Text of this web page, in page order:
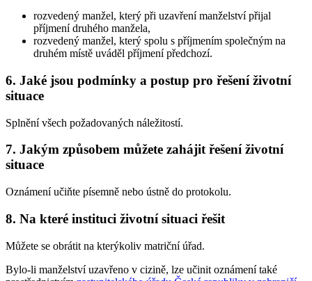
rozvedený manžel, který při uzavření manželství přijal
příjmení druhého manžela,
rozvedený manžel, který spolu s příjmením společným na
druhém místě uváděl příjmení předchozí.
6. Jaké jsou podmínky a postup pro řešení životní
situace
Splnění všech požadovaných náležitostí.
7. Jakým způsobem můžete zahájit řešení životní
situace
Oznámení učiňte písemně nebo ústně do protokolu.
8. Na které instituci životní situaci řešit
Můžete se obrátit na kterýkoliv matriční úřad.
Bylo-li manželství uzavřeno v cizině, lze učinit oznámení také